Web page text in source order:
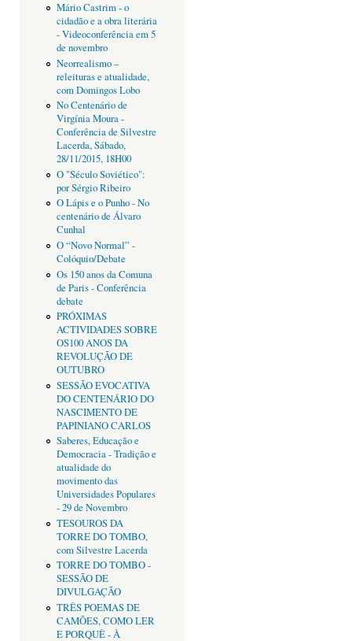
Mário Castrim - o
cidadão e a obra literária
- Videoconferência em 5
de novembro
Neorrealismo –
releituras e atualidade,
com Domingos Lobo
No Centenário de
Virgínia Moura -
Conferência de Silvestre
Lacerda, Sábado,
28/11/2015, 18H00
O "Século Soviético":
por Sérgio Ribeiro
O Lápis e o Punho - No
centenário de Álvaro
Cunhal
O “Novo Normal” -
Colóquio/Debate
Os 150 anos da Comuna
de Paris - Conferência
debate
PRÓXIMAS
ACTIVIDADES SOBRE
OS100 ANOS DA
REVOLUÇÃO DE
OUTUBRO
SESSÃO EVOCATIVA
DO CENTENÁRIO DO
NASCIMENTO DE
PAPINIANO CARLOS
Saberes, Educação e
Democracia - Tradição e
atualidade do
movimento das
Universidades Populares
- 29 de Novembro
TESOUROS DA
TORRE DO TOMBO,
com Silvestre Lacerda
TORRE DO TOMBO -
SESSÃO DE
DIVULGAÇÃO
TRÊS POEMAS DE
CAMÕES, COMO LER
E PORQUÊ - À